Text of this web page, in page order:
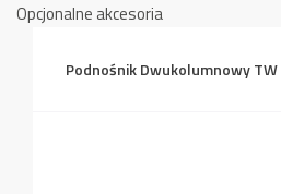
Opcjonalne akcesoria
Podnośnik Dwukolumnowy